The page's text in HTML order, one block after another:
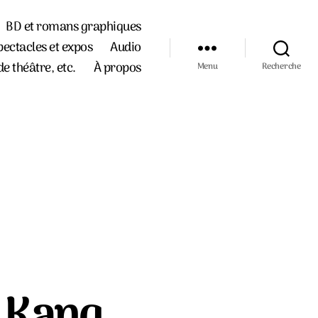
BD et romans graphiques
et expos
Audio
théâtre, etc.
À propos Menu Recherche